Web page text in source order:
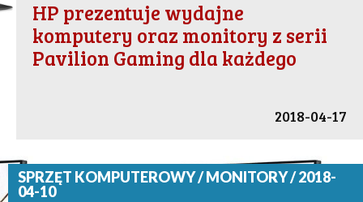
HP prezentuje wydajne
komputery oraz monitory z serii
Pavilion Gaming dla każdego
2018-04-17
SPRZĘT KOMPUTEROWY / MONITORY / 2018-
04-10